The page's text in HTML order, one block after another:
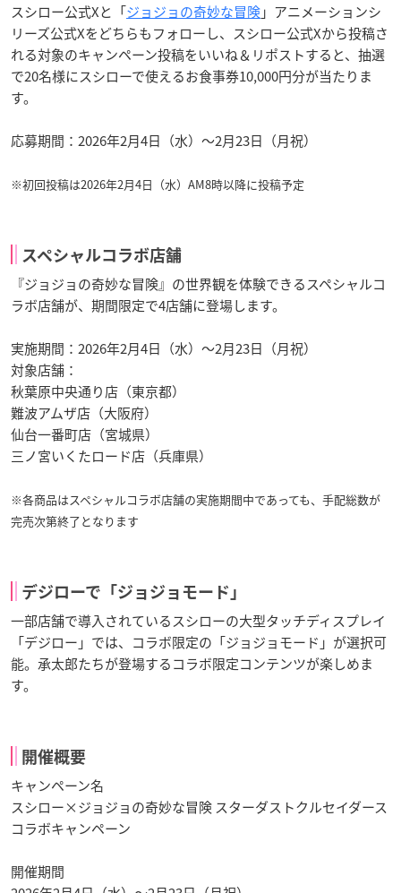
スシロー公式Xと「ジョジョの奇妙な冒険」アニメーションシ
リーズ公式Xをどちらもフォローし、スシロー公式Xから投稿さ
れる対象のキャンペーン投稿をいいね＆リポストすると、抽選
で20名様にスシローで使えるお食事券10,000円分が当たりま
す。
応募期間：2026年2月4日（水）～2月23日（月祝）
※初回投稿は2026年2月4日（水）AM8時以降に投稿予定
スペシャルコラボ店舗
『ジョジョの奇妙な冒険』の世界観を体験できるスペシャルコ
ラボ店舗が、期間限定で4店舗に登場します。
実施期間：2026年2月4日（水）～2月23日（月祝）
対象店舗：
秋葉原中央通り店（東京都）
難波アムザ店（大阪府）
仙台一番町店（宮城県）
三ノ宮いくたロード店（兵庫県）
※各商品はスペシャルコラボ店舗の実施期間中であっても、手配総数が
完売次第終了となります
デジローで「ジョジョモード」
一部店舗で導入されているスシローの大型タッチディスプレイ
「デジロー」では、コラボ限定の「ジョジョモード」が選択可
能。承太郎たちが登場するコラボ限定コンテンツが楽しめま
す。
開催概要
キャンペーン名
スシロー×ジョジョの奇妙な冒険 スターダストクルセイダース
コラボキャンペーン
開催期間